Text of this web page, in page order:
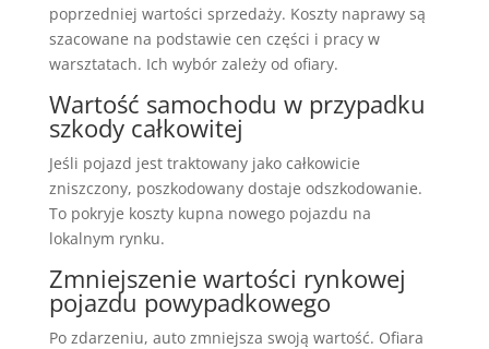
poprzedniej wartości sprzedaży. Koszty naprawy są
szacowane na podstawie cen części i pracy w
warsztatach. Ich wybór zależy od ofiary.
Wartość samochodu w przypadku
szkody całkowitej
Jeśli pojazd jest traktowany jako całkowicie
zniszczony, poszkodowany dostaje odszkodowanie.
To pokryje koszty kupna nowego pojazdu na
lokalnym rynku.
Zmniejszenie wartości rynkowej
pojazdu powypadkowego
Po zdarzeniu, auto zmniejsza swoją wartość. Ofiara